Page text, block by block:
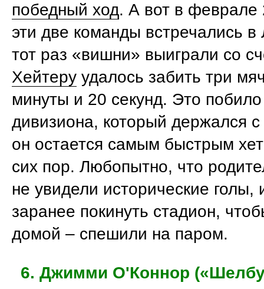
победный ход. А вот в феврале
эти две команды встречались
тот раз «вишни» выиграли со
Хейтеру удалось забить три
минуты и 20 секунд. Это
дивизиона, который держался с
он остается самым быстрым
сих пор. Любопытно, что
не увидели исторические
заранее покинуть стадион,
домой – спешили на паром.
6. Джимми О'Коннор